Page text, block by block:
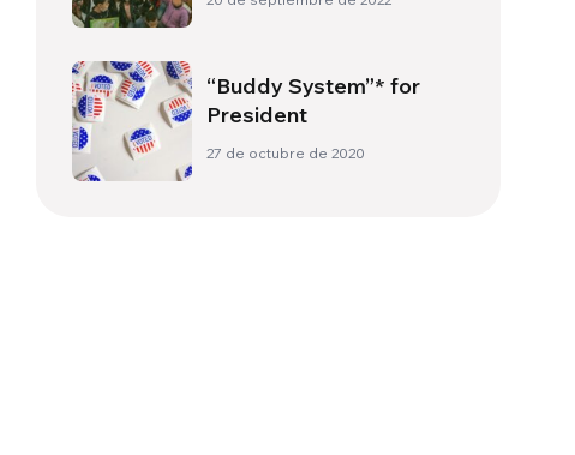
“Buddy System”* for
President
27 de octubre de 2020